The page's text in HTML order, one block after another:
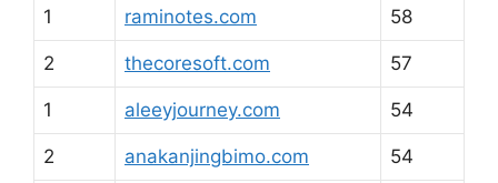
1 raminotes.com 58
2 thecoresoft.com 57
1 aleeyjourney.com 54
2 anakanjingbimo.com 54